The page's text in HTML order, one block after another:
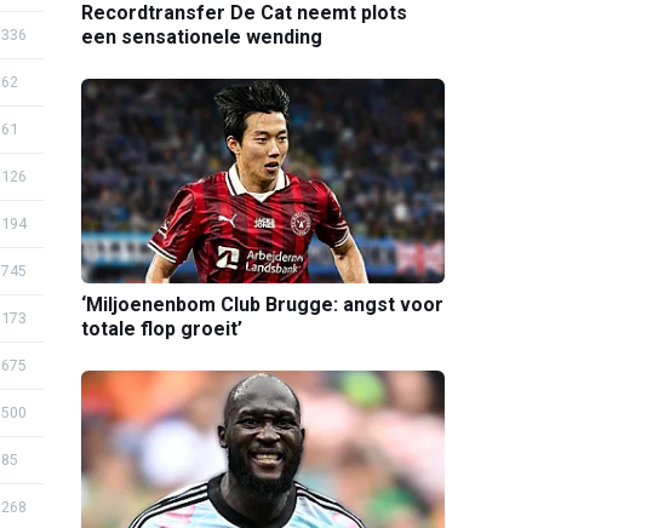
336
62
61
126
194
745
173
675
500
85
268
Recordtransfer De Cat neemt plots
een sensationele wending
‘Miljoenenbom Club Brugge: angst voor
totale flop groeit’